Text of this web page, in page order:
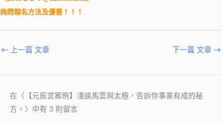
詢問報名方法及優惠！！！
← 上一篇 文章 下一篇 文章 →
在〈【元辰宮案例】淺談馬雲與太極，告訴你事業有成的秘
方。〉中有 3 則留言